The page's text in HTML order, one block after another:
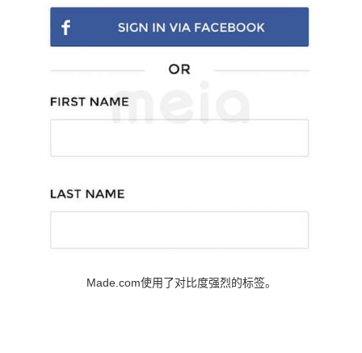
Made.com使用了对比度强烈的标签。